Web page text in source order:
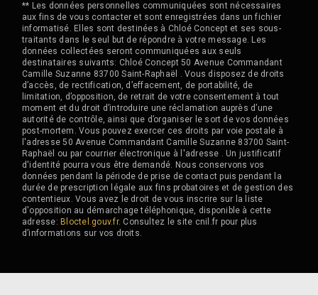
** Les données personnelles communiquées sont nécessaires
aux fins de vous contacter et sont enregistrées dans un fichier
informatisé. Elles sont destinées à Chloé Concept et ses sous-
traitants dans le seul but de répondre à votre message. Les
données collectées seront communiquées aux seuls
destinataires suivants: Chloé Concept 50 Avenue Commandant
Camille Suzanne 83700 Saint-Raphaël . Vous disposez de droits
d’accès, de rectification, d’effacement, de portabilité, de
limitation, d’opposition, de retrait de votre consentement à tout
moment et du droit d’introduire une réclamation auprès d’une
autorité de contrôle, ainsi que d’organiser le sort de vos données
post-mortem. Vous pouvez exercer ces droits par voie postale à
l'adresse 50 Avenue Commandant Camille Suzanne 83700 Saint-
Raphaël ou par courrier électronique à l'adresse . Un justificatif
d'identité pourra vous être demandé. Nous conservons vos
données pendant la période de prise de contact puis pendant la
durée de prescription légale aux fins probatoires et de gestion des
contentieux. Vous avez le droit de vous inscrire sur la liste
d'opposition au démarchage téléphonique, disponible à cette
adresse: Bloctel.gouv.fr. Consultez le site cnil.fr pour plus
d’informations sur vos droits.